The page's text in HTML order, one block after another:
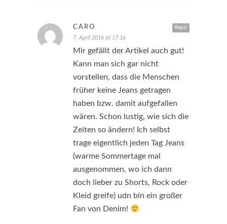
Reply
CARO
7. April 2016 at 17:16
Mir gefällt der Artikel auch gut!
Kann man sich gar nicht
vorstellen, dass die Menschen
früher keine Jeans getragen
haben bzw. damit aufgefallen
wären. Schon lustig, wie sich die
Zeiten so ändern! Ich selbst
trage eigentlich jeden Tag Jeans
(warme Sommertage mal
ausgenommen, wo ich dann
doch lieber zu Shorts, Rock oder
Kleid greife) udn bin ein großer
Fan von Denim!